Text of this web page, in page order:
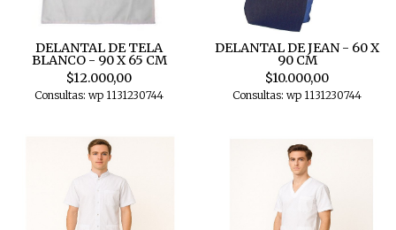
DELANTAL DE TELA
BLANCO - 90 X 65 CM
$12.000,00
Consultas: wp 1131230744
DELANTAL DE JEAN - 60 X
90 CM
$10.000,00
Consultas: wp 1131230744